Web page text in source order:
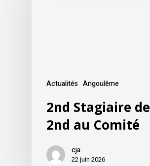
Actualités Angoulême
2nd Stagiaire de
2nd au Comité
cja
22 juin 2026